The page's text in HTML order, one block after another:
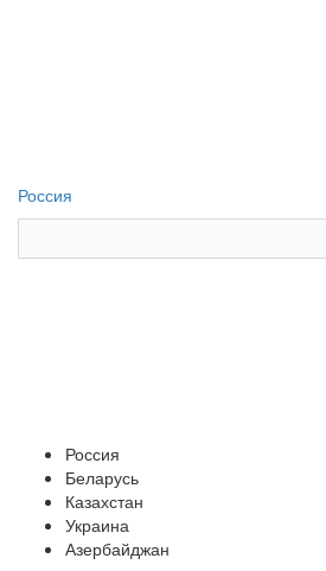
Россия
Россия
Беларусь
Казахстан
Украина
Азербайджан